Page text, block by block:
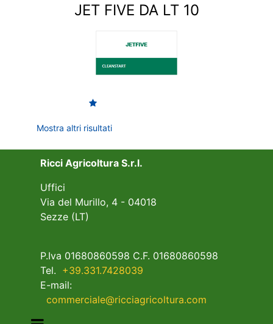
JET FIVE DA LT 10
Mostra altri risultati
Ricci Agricoltura S.r.l.
Uffici
Via del Murillo, 4 - 04018
Sezze (LT)
P.Iva 01680860598 C.F. 01680860598
Tel. +39.331.7428039
E-mail:
commerciale@ricciagricoltura.com